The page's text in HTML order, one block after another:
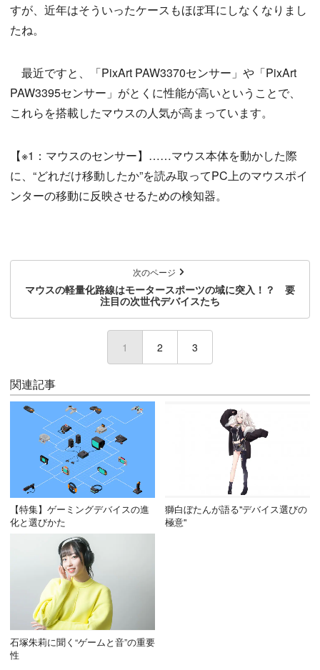
すが、近年はそういったケースもほぼ耳にしなくなりまし
たね。
最近ですと、「PixArt PAW3370センサー」や「PixArt
PAW3395センサー」がとくに性能が高いということで、
これらを搭載したマウスの人気が高まっています。
【※1：マウスのセンサー】……マウス本体を動かした際
に、“どれだけ移動したか”を読み取ってPC上のマウスポイ
ンターの移動に反映させるための検知器。
次のページ
マウスの軽量化路線はモータースポーツの域に突入！？ 要
注目の次世代デバイスたち
1 (current)
2 3
関連記事
【特集】ゲーミングデバイスの進
化と選びかた
獅白ぼたんが語る"デバイス選びの
極意"
石塚朱莉に聞く“ゲームと音”の重要
性